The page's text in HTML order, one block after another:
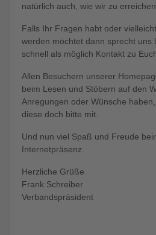
natürlich auch, wie wir zu erreichen
Falls Ihr Fragen habt oder
werden möchtet dann sprecht uns
schnell als möglich Kontakt zu
Allen Besuchern unserer
beim Lesen und Stöbern auf den
Anregungen oder Wünsche
diese doch bitte mit.
Und nun viel Spaß und Freude
Internetpräsenz.
Herzliche Grüße
Frank Schreiber
Verbandspräsident